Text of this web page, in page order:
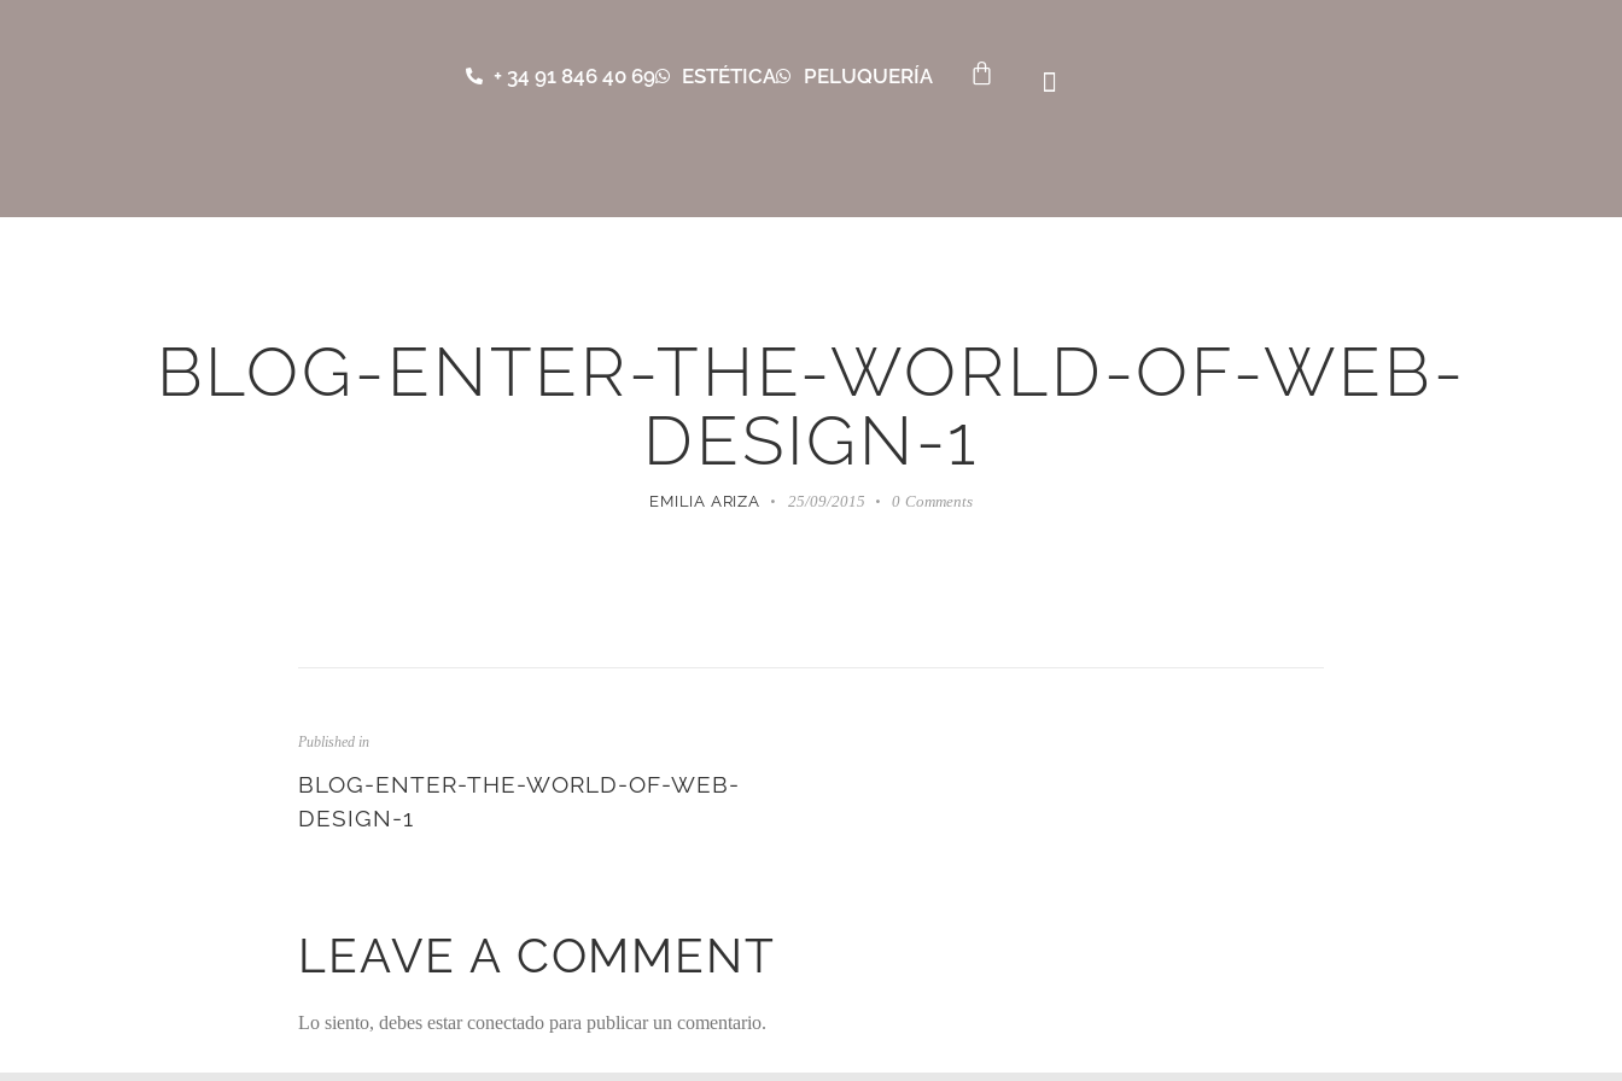
+ 34 91 846 40 69 ESTÉTICA PELUQUERÍA
BLOG-ENTER-THE-WORLD-OF-WEB-
DESIGN-1
EMILIA ARIZA 25/09/2015 0 Comments
Published in
BLOG-ENTER-THE-WORLD-OF-WEB-
DESIGN-1
LEAVE A COMMENT
Lo siento, debes estarconectado para publicar un comentario.